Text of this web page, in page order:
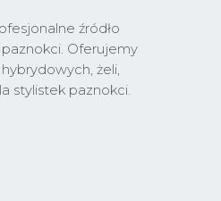
źródło
Oferujemy
żeli,
stylistek paznokci.